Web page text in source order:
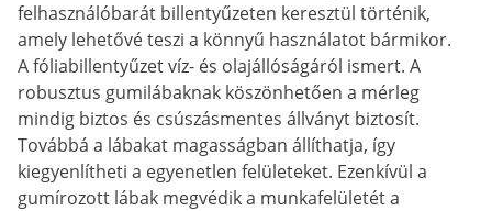
felhasználóbarát billentyűzeten keresztül történik,
amely lehetővé teszi a könnyű használatot bármikor.
A fóliabillentyűzet víz- és olajállóságáról ismert. A
robusztus gumilábaknak köszönhetően a mérleg
mindig biztos és csúszásmentes állványt biztosít.
Továbbá a lábakat magasságban állíthatja, így
kiegyenlítheti a egyenetlen felületeket. Ezenkívül a
gumírozott lábak megvédik a munkafelületét a